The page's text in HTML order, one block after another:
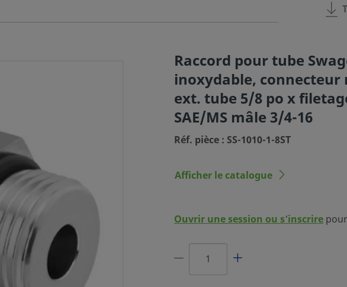
EN
MÂLE,
3/4-16
Raccord pour tube
inoxydable, connecteur
ext. tube 5/8 po x
SAE/MS mâle 3/4-16
Réf. pièce : SS-1010-1-8ST
Afficher le catalogue
Ouvrir une session ou s’inscrire